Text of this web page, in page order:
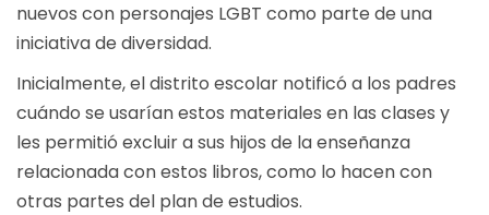
nuevos con personajes LGBT como parte de una
iniciativa de diversidad.
Inicialmente, el distrito escolar notificó a los padres
cuándo se usarían estos materiales en las clases y
les permitió excluir a sus hijos de la enseñanza
relacionada con estos libros, como lo hacen con
otras partes del plan de estudios.